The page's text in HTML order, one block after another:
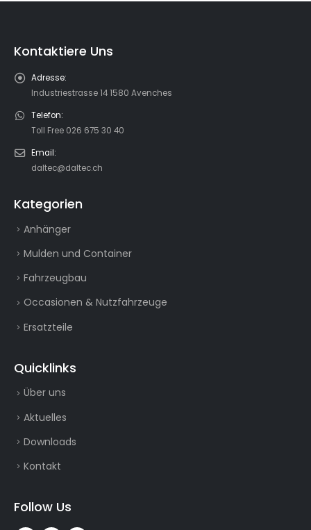
Kontaktiere Uns
Adresse:
Industriestrasse 14 1580 Avenches
Telefon:
Toll Free 026 675 30 40
Email:
daltec@daltec.ch
Kategorien
Anhänger
Mulden und Container
Fahrzeugbau
Occasionen & Nutzfahrzeuge
Ersatzteile
Quicklinks
Über uns
Aktuelles
Downloads
Kontakt
Follow Us